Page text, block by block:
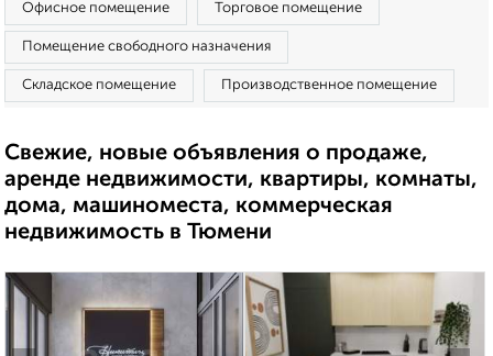
Офисное помещение Торговое помещение
Помещение свободного назначения
Складское помещение Производственное помещение
Свежие, новые объявления о продаже,
аренде недвижимости, квартиры, комнаты,
дома, машиноместа, коммерческая
недвижимость в Тюмени